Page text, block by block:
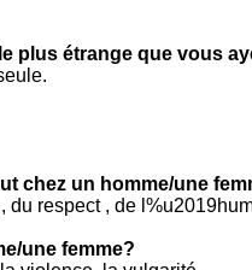
plus étrange que vous
chez un homme/une
du respect , de
une femme?